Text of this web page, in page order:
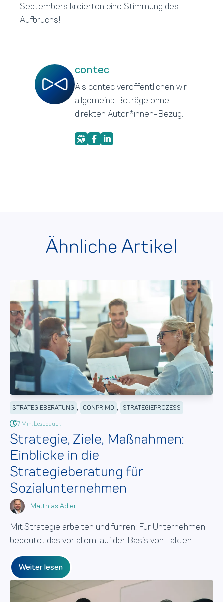
Septembers kreierten eine Stimmung des
Aufbruchs!
contec
Als contec veröffentlichen wir
allgemeine Beträge ohne
direkten Autor*innen-Bezug.
Ähnliche Artikel
STRATEGIEBERATUNG , CONPRIMO , STRATEGIEPROZESS
7 Min. Lesedauer.
Strategie, Ziele, Maßnahmen:
Einblicke in die
Strategieberatung für
Sozialunternehmen
Matthias Adler
Mit Strategie arbeiten und führen: Für Unternehmen
bedeutet das vor allem, auf der Basis von Fakten...
Weiter lesen